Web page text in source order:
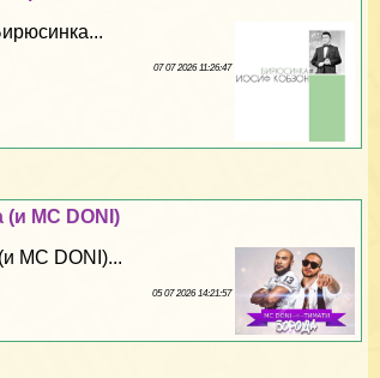
07 07 2026 11:26:47
MC DONI)
MC DONI)...
05 07 2026 14:21:57